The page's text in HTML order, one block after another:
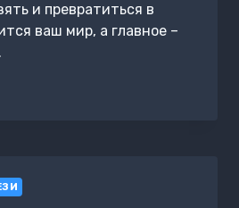
и превратиться в
ваш мир, а главное –